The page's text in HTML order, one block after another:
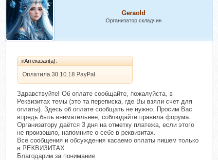
Geraold
Организатор складчин
irAri сказал(а):
Оплатила 30.10.18 PayPal
Здравствуйте! Об оплате сообщайте, пожалуйста, в
Реквизитах темы (это та переписка, где Вы взяли счет для
оплаты). Здесь об оплате сообщать не нужно. Просим Вас
впредь быть внимательнее, соблюдайте правила форума.
Организатору даётся 3 дня на отметку платежа, если этого
не произошло, напомните о себе в реквизитах.
Все сообщения и обсуждения касаемо оплаты пишем только
в РЕКВИЗИТАХ
Благодарим за понимание